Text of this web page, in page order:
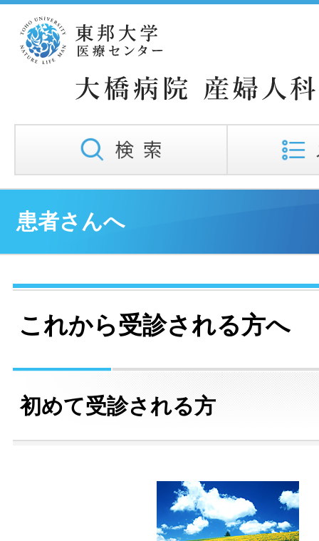
患者さんへ
これから受診される方へ
初めて受診される方